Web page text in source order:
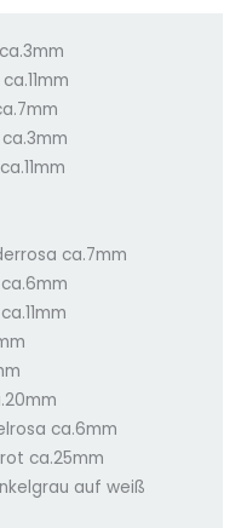
ca.7mm
ca.6mm
ca.25mm
auf weiß